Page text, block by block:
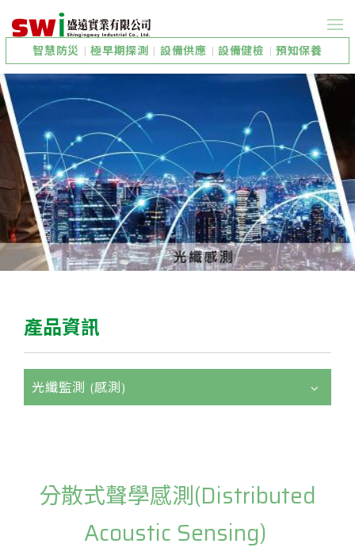
智慧防災 | 極早期探測 | 設備供應 | 設備健檢 | 預知保養
產品資訊
光纖監測 (感測)
分散式聲學感測(Distributed
Acoustic Sensing)